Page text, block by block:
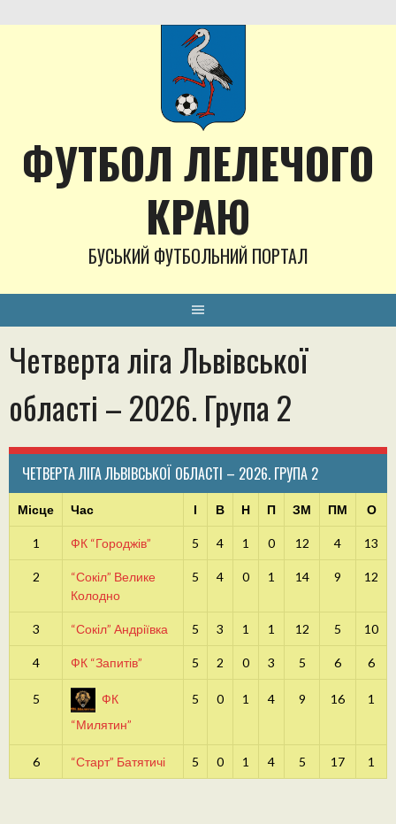
to
ФУТБОЛ ЛЕЛЕЧОГО
КРАЮ
БУСЬКИЙ ФУТБОЛЬНИЙ ПОРТАЛ
Четверта ліга Львівської
області – 2026. Група 2
ЧЕТВЕРТА ЛІГА ЛЬВІВСЬКОЇ ОБЛАСТІ – 2026. ГРУПА 2
Місце Час І В Н П ЗМ ПМ О
1 ФК “Городжів” 5 4 1 0 12 4 13
2
“Сокіл” Велике
Колодно
5 4 0 1 14 9 12
3 “Сокіл” Андріївка 5 3 1 1 12 5 10
4 ФК “Запитів” 5 2 0 3 5 6 6
5
ФК
“Милятин”
5 0 1 4 9 16 1
6 “Старт” Батятичі 5 0 1 4 5 17 1